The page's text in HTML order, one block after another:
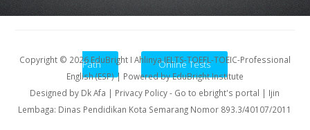
Path Online Tests
Copyright © 2026 EduBright I Ahlinya IELTS-TOEFL-TOEIC-Professional
English (ESP)| Powered byEduBright Institute
Designed by Dk Afa | Privacy Policy- Go to ebright's portal | Ijin
Lembaga: Dinas Pendidikan Kota Semarang Nomor 893.3/40107/2011